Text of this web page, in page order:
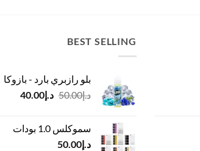
BEST SELLING
بلو رازبري بارد - بازوكا
د.إ50.00 السعر
د.إ50.00.
د.إ40.00السعر
د.إ40.00.
سموكلس 1.0 بودات
د.إ50.00